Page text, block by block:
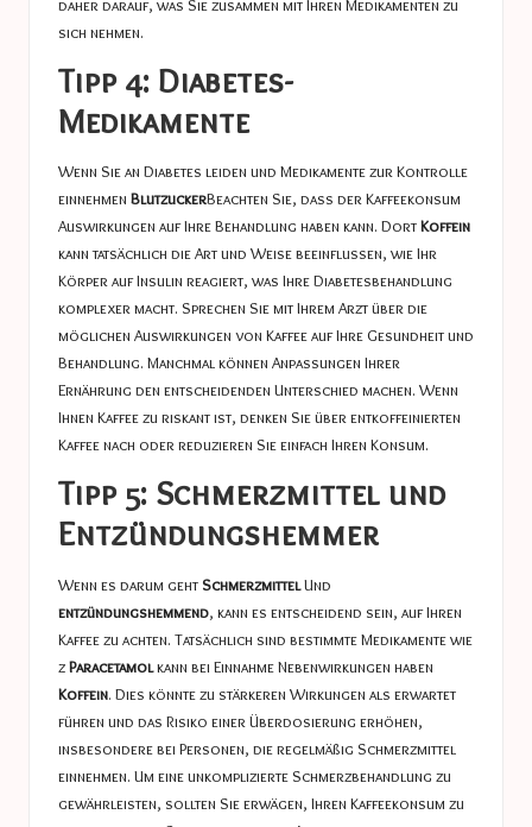
daher darauf, was Sie zusammen mit Ihren Medikamenten zu
sich nehmen.
Tipp 4: Diabetes-
Medikamente
Wenn Sie an Diabetes leiden und Medikamente zur Kontrolle
einnehmen BlutzuckerBeachten Sie, dass der Kaffeekonsum
Auswirkungen auf Ihre Behandlung haben kann. DortKoffein
kann tatsächlich die Art und Weise beeinflussen, wie Ihr
Körper auf Insulin reagiert, was Ihre Diabetesbehandlung
komplexer macht. Sprechen Sie mit Ihrem Arzt über die
möglichen Auswirkungen von Kaffee auf Ihre Gesundheit und
Behandlung. Manchmal können Anpassungen Ihrer
Ernährung den entscheidenden Unterschied machen. Wenn
Ihnen Kaffee zu riskant ist, denken Sie über entkoffeinierten
Kaffee nach oder reduzieren Sie einfach Ihren Konsum.
Tipp 5: Schmerzmittel und
Entzündungshemmer
Wenn es darum geht SchmerzmittelUnd
entzündungshemmend, kann es entscheidend sein, auf Ihren
Kaffee zu achten. Tatsächlich sind bestimmte Medikamente wie
zParacetamolkann bei Einnahme Nebenwirkungen haben
Koffein. Dies könnte zu stärkeren Wirkungen als erwartet
führen und das Risiko einer Überdosierung erhöhen,
insbesondere bei Personen, die regelmäßig Schmerzmittel
einnehmen. Um eine unkomplizierte Schmerzbehandlung zu
gewährleisten, sollten Sie erwägen, Ihren Kaffeekonsum zu